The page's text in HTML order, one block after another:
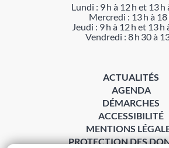
Lundi : 9 h à 12 h et 13 h
Mercredi : 13 h à 18
Jeudi : 9 h à 12 h et 13 h
Vendredi : 8 h 30 à
ACTUALITÉS
AGENDA
DÉMARCHES
ACCESSIBILITÉ
MENTIONS
PROTECTION DES